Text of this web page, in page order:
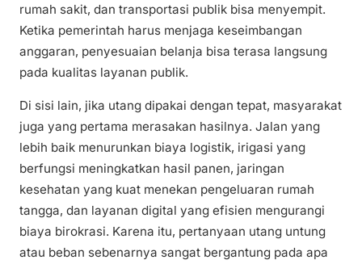
rumah sakit, dan transportasi publik bisa menyempit.
Ketika pemerintah harus menjaga keseimbangan
anggaran, penyesuaian belanja bisa terasa langsung
pada kualitas layanan publik.
Di sisi lain, jika utang dipakai dengan tepat, masyarakat
juga yang pertama merasakan hasilnya. Jalan yang
lebih baik menurunkan biaya logistik, irigasi yang
berfungsi meningkatkan hasil panen, jaringan
kesehatan yang kuat menekan pengeluaran rumah
tangga, dan layanan digital yang efisien mengurangi
biaya birokrasi. Karena itu, pertanyaan utang untung
atau beban sebenarnya sangat bergantung pada apa